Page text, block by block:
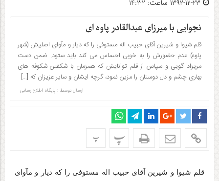
نجوایی با میرزای عبدالقادر پاوه ای
قلم شیوا و شیرین آقای حبیب اله مستوفی را که دیار و مآوای اصلیش (شهر
پاوه) عدم حضورش را به خوبی احساس می کند باید ستود. ضمن دست
مریزاد گویی و سپاس از قلم توانایش که همزمان با شکفتن شکوفه های
بهاری چشم و دل دوستان را مزین نمود، گرچه ایشان و سایر عزیزان که […]
ارسال توسط : پایگاه اطلاع رسانی
پ پ
قلم شیوا و شیرین آقای حبیب اله مستوفی را که دیار و مآوای